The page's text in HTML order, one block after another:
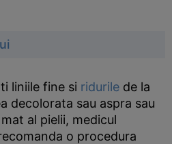
liniile fine si ridurile de la
decolorata sau aspra sau
al pielii, medicul
o procedura